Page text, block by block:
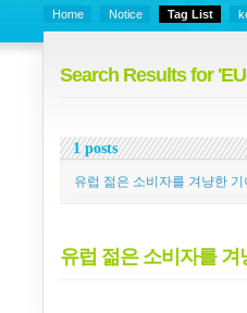
Home Notice Tag List
Search Results for
1 posts
유럽 젊은 소비자를 겨냥한
유럽 젊은 소비자를 겨